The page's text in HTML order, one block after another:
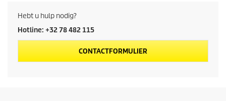
Hebt u hulp nodig?
Hotline: +32 78 482 115
CONTACTFORMULIER